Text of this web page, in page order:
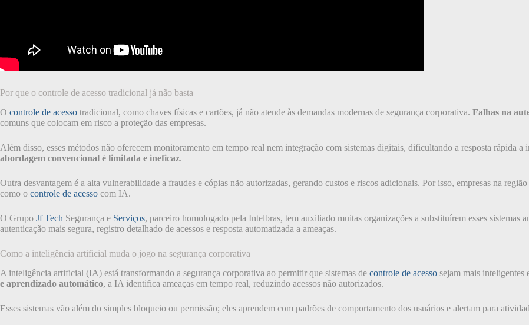
Por que o controle de acesso tradicional já não basta
O controle de acesso tradicional, como chaves físicas e cartões, já não atende às demandas modernas de segurança corporativa. Falhas na
comuns que colocam em risco a proteção das empresas.
Além disso, esses métodos não oferecem monitoramento em tempo real nem integração com sistemas digitais, dificultando a resposta rápida
abordagem convencional é limitada e ineficaz.
Outra desvantagem é a alta vulnerabilidade a fraudes e cópias não autorizadas, gerando custos e riscos adicionais. Por isso, empresas na
como o controle de acesso com IA.
O Grupo Jf Tech Segurança e Serviços, parceiro homologado pela Intelbras, tem auxiliado muitas organizações a substituírem esses
autenticação mais segura, registro detalhado de acessos e resposta automatizada a ameaças.
Como a inteligência artificial muda o jogo na segurança corporativa
A inteligência artificial (IA) está transformando a segurança corporativa ao permitir que sistemas de controle de acesso sejam mais inteligentes
e aprendizado automático, a IA identifica ameaças em tempo real, reduzindo acessos não autorizados.
Esses sistemas vão além do simples bloqueio ou permissão; eles aprendem com padrões de comportamento dos usuários e alertam para